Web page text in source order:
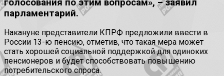
голосования по этим вопросам», – заявил
парламентарий.
Накануне представители КПРФ предложили ввести в
России 13-ю пенсию, отметив, что такая мера может
стать хорошей социальной поддержкой для одиноких
пенсионеров и будет способствовать повышению
потребительского спроса.